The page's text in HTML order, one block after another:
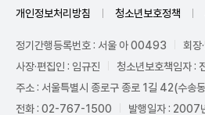
개인정보처리방침 청소년보호정책
정기간행등록번호 : 서울 아 00493
회장
사장·편집인 : 임규진
청소년보호책임자 :
주소 : 서울특별시 종로구 종로 1길 42(수송
전화 : 02-767-1500
발행일자 : 2007